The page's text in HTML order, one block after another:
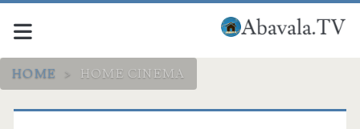
HOME > HOME CINEMA